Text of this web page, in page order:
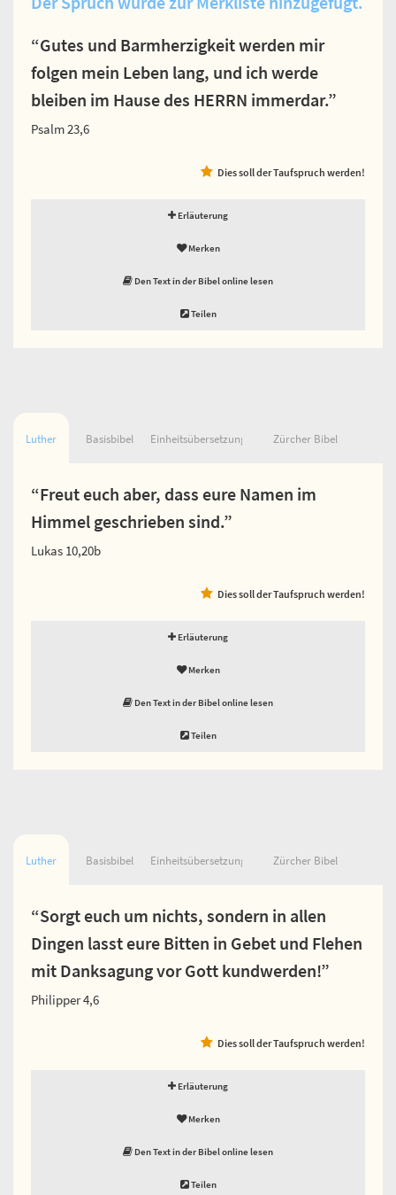
“Gutes und Barmherzigkeit werden mir
folgen mein Leben lang, und ich werde
bleiben im Hause des HERRN immerdar.”
Psalm 23,6
Dies soll der Taufspruch werden!
Erläuterung
Merken
Den Text in der Bibel online lesen
Teilen
Luther Basisbibel Einheitsübersetzung Zürcher Bibel
“Freut euch aber, dass eure Namen im
Himmel geschrieben sind.”
Lukas 10,20b
Dies soll der Taufspruch werden!
Erläuterung
Merken
Den Text in der Bibel online lesen
Teilen
Luther Basisbibel Einheitsübersetzung Zürcher Bibel
“Sorgt euch um nichts, sondern in allen
Dingen lasst eure Bitten in Gebet und Flehen
mit Danksagung vor Gott kundwerden!”
Philipper 4,6
Dies soll der Taufspruch werden!
Erläuterung
Merken
Den Text in der Bibel online lesen
Teilen